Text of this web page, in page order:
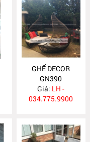
GHẾ DECOR
GN390
Giá: LH -
034.775.9900